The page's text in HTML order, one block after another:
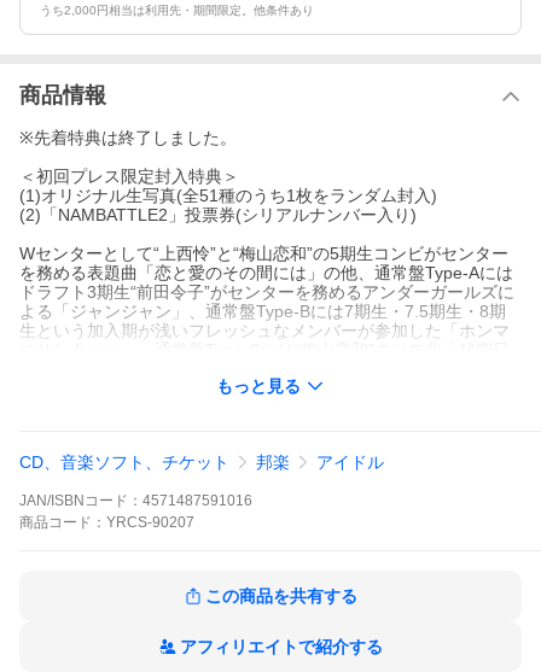
うち2,000円相当は利用先・期間限定。他条件あり
商品情報
※先着特典は終了しました。
＜初回プレス限定封入特典＞
(1)オリジナル生写真(全51種のうち1枚をランダム封入)
(2)「NAMBATTLE2」投票券(シリアルナンバー入り)
Wセンターとして“上西怜”と“梅山恋和”の5期生コンビがセンター
を務める表題曲「恋と愛のその間には」の他、通常盤Type-Aには
ドラフト3期生“前田令子”がセンターを務めるアンダーガールズに
よる「ジャンジャン」、通常盤Type-Bには7期生・7.5期生・8期
生という加入期が浅いフレッシュなメンバーが参加した「ホンマ
■「恋と愛のその間には」選抜メンバー
尋／小嶋 花梨／貞野 遥香／塩月 希依音／渋谷 凪咲／上西 怜(※セ
ンター)／新澤 菜央／原 かれん／平山 真衣(※初選抜)／本郷 柚巴
3.恋と愛のその間には(off vocal ver.)
4.ホンマにサンキュー／7期生・7.5期生・8期生(off vocal ver.)
もっと見る
CD、音楽ソフト、チケット 邦楽 アイドル
JAN/ISBNコード： 4571487591016
商品 コード： YRCS-90207
この商品を共有する
アフィリエイトで紹介する